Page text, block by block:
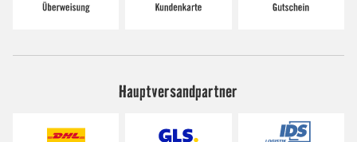
Hauptversandpartner